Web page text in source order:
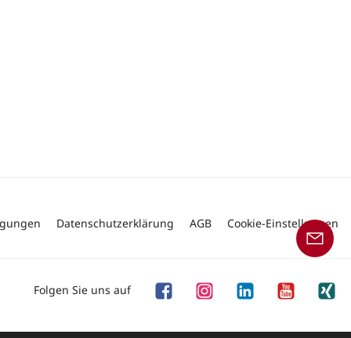
Datenschutzerklärung AGB Cookie-Einstellungen
Folgen Sie uns auf